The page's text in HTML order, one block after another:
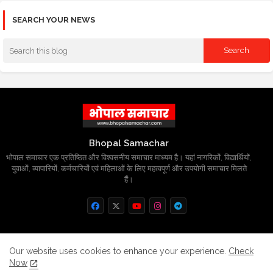
SEARCH YOUR NEWS
Bhopal Samachar
भोपाल समाचार एक प्रतिष्ठित और विश्वसनीय समाचार माध्यम है। यहां नागरिकों, विद्यार्थियों,
युवाओं, व्यापारियों, कर्मचारियों एवं महिलाओं के लिए महत्वपूर्ण और उपयोगी समाचार मिलते
हैं।
Home About Contact us
Privacy Policy
Our website uses cookies to enhance your experience. Check
Now